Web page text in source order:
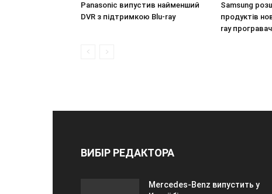
Panasonic випустив найменший
DVR з підтримкою Blu-ray
Samsung
продуктів
ray
ВИБІР РЕДАКТОРА
Mercedes-Benz випустить у